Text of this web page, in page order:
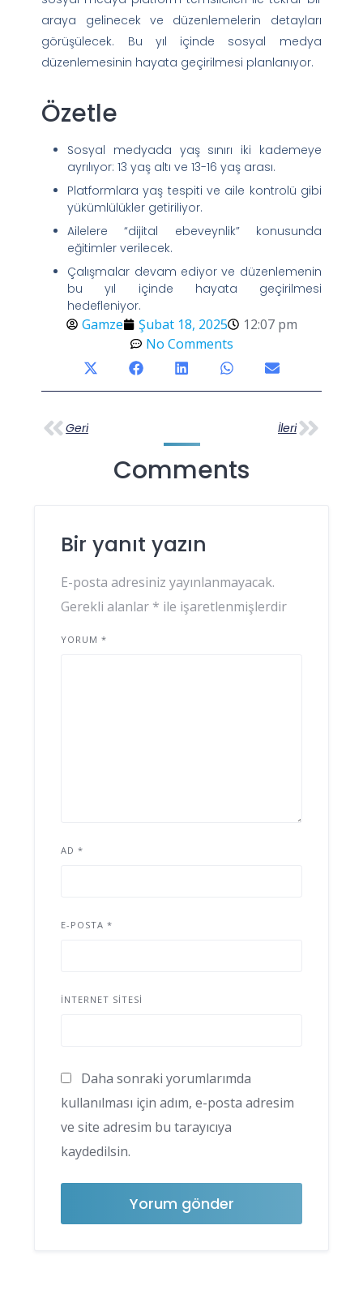
araya gelinecek ve düzenlemelerin detayları
görüşülecek. Bu yıl içinde sosyal medya
düzenlemesinin hayata geçirilmesi planlanıyor.
Özetle
Sosyal medyada yaş sınırı iki kademeye
ayrılıyor: 13 yaş altı ve 13-16 yaş arası.
Platformlara yaş tespiti ve aile kontrolü gibi
yükümlülükler getiriliyor.
Ailelere “dijital ebeveynlik” konusunda
eğitimler verilecek.
Çalışmalar devam ediyor ve düzenlemenin
bu yıl içinde hayata geçirilmesi
hedefleniyor.
Gamze Şubat 18, 2025
12:07 pm
No Comments
Geri İleri
Comments
Bir yanıt yazın
E-posta adresiniz yayınlanmayacak.
Gerekli alanlar * ile işaretlenmişlerdir
YORUM *
AD *
E-POSTA *
İNTERNET SITESI
Daha sonraki yorumlarımda
kullanılması için adım, e-posta adresim
ve site adresim bu tarayıcıya
kaydedilsin.